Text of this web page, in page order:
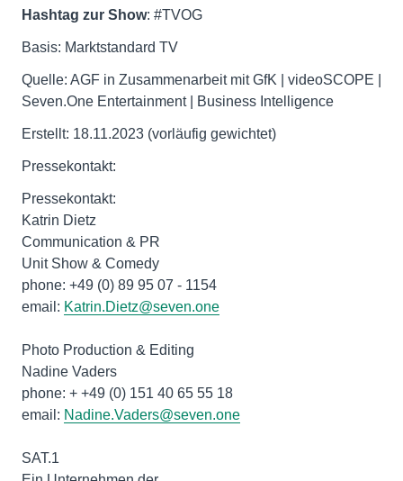
Hashtag zur Show: #TVOG
Basis: Marktstandard TV
Quelle: AGF in Zusammenarbeit mit GfK | videoSCOPE |
Seven.One Entertainment | Business Intelligence
Erstellt: 18.11.2023 (vorläufig gewichtet)
Pressekontakt:
Pressekontakt:
Katrin Dietz
Communication & PR
Unit Show & Comedy
phone: +49 (0) 89 95 07 - 1154
email: Katrin.Dietz@seven.one
Photo Production & Editing
Nadine Vaders
phone: + +49 (0) 151 40 65 55 18
email: Nadine.Vaders@seven.one
SAT.1